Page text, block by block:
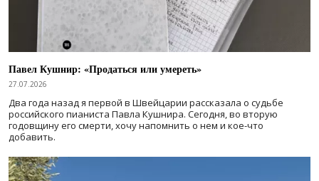
Павел Кушнир: «Продаться или умереть»
27.07.2026
Два года назад я первой в Швейцарии рассказала о судьбе
российского пианиста Павла Кушнира. Сегодня, во вторую
годовщину его смерти, хочу напомнить о нем и кое-что
добавить.